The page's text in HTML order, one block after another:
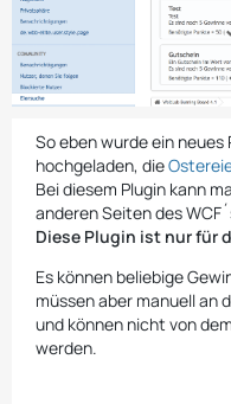
So eben wurde ein neues
hochgeladen, die
Bei diesem Plugin kann
anderen Seiten des
Diese Plugin ist nur für
Es können beliebige
müssen aber manuell an
und können nicht von
werden.